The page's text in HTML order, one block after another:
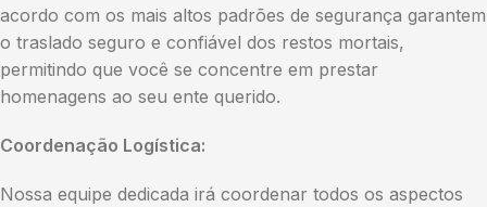
acordo com os mais altos padrões de segurança garantem
o traslado seguro e confiável dos restos mortais,
permitindo que você se concentre em prestar
homenagens ao seu ente querido.
Coordenação Logística:
Nossa equipe dedicada irá coordenar todos os aspectos